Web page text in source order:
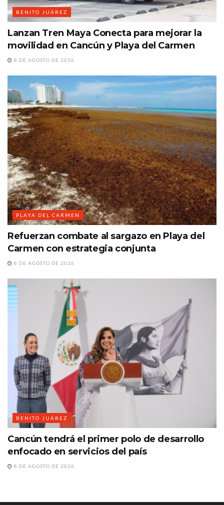
BENITO JUÁREZ
Lanzan Tren Maya Conecta para mejorar la
movilidad en Cancún y Playa del Carmen
8 DE AGOSTO DE 2026
PLAYA DEL CARMEN
Refuerzan combate al sargazo en Playa del
Carmen con estrategia conjunta
8 DE AGOSTO DE 2026
BENITO JUÁREZ
Cancún tendrá el primer polo de desarrollo
enfocado en servicios del país
8 DE AGOSTO DE 2026